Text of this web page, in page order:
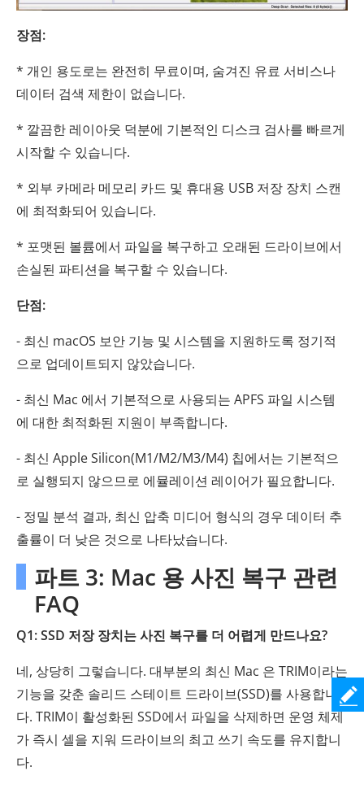
장점:
* 개인 용도로는 완전히 무료이며, 숨겨진 유료 서비스나
데이터 검색 제한이 없습니다.
* 깔끔한 레이아웃 덕분에 기본적인 디스크 검사를 빠르게
시작할 수 있습니다.
* 외부 카메라 메모리 카드 및 휴대용 USB 저장 장치 스캔
에 최적화되어 있습니다.
* 포맷된 볼륨에서 파일을 복구하고 오래된 드라이브에서
손실된 파티션을 복구할 수 있습니다.
단점:
- 최신 macOS 보안 기능 및 시스템을 지원하도록 정기적
으로 업데이트되지 않았습니다.
- 최신 Mac 에서 기본적으로 사용되는 APFS 파일 시스템
에 대한 최적화된 지원이 부족합니다.
- 최신 Apple Silicon(M1/M2/M3/M4) 칩에서는 기본적으
로 실행되지 않으므로 에뮬레이션 레이어가 필요합니다.
- 정밀 분석 결과, 최신 압축 미디어 형식의 경우 데이터 추
출률이 더 낮은 것으로 나타났습니다.
파트 3: Mac 용 사진 복구 관련
FAQ
Q1: SSD 저장 장치는 사진 복구를 더 어렵게 만드나요?
네, 상당히 그렇습니다. 대부분의 최신 Mac 은 TRIM이라는
기능을 갖춘 솔리드 스테이트 드라이브(SSD)를 사용합니
다. TRIM이 활성화된 SSD에서 파일을 삭제하면 운영 체제
가 즉시 셀을 지워 드라이브의 최고 쓰기 속도를 유지합니
다.